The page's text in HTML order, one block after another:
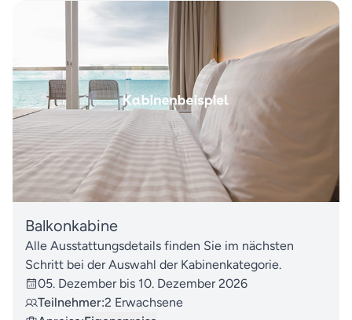
Balkonkabine
Alle Ausstattungsdetails finden Sie im nächsten
Schritt bei der Auswahl der Kabinenkategorie.
05. Dezember bis 10. Dezember 2026
Teilnehmer:2 Erwachsene